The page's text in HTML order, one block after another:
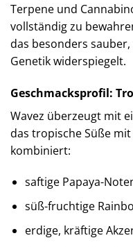
Terpene und
vollständig zu
das besonders
Genetik widerspiegelt.
Geschmacksprofil:
Wavez überzeugt mit
das tropische Süße
kombiniert:
saftige Papaya-
süß-fruchtige
erdige, kräftige